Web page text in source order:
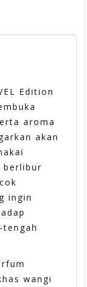
Edition
aroma
akan
ingin
wangi